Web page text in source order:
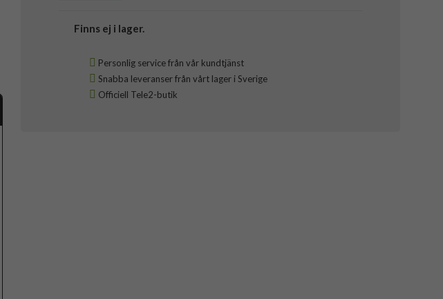
Finns ej i lager.
Personlig service från vår kundtjänst
Snabba leveranser från vårt lager i Sverige
Officiell Tele2-butik